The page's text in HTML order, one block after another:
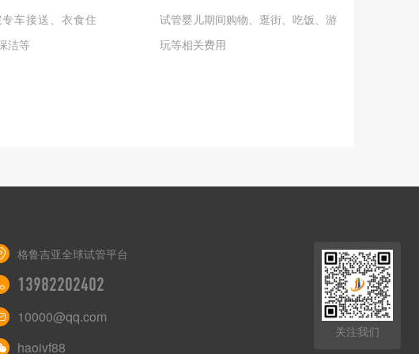
车接送、衣食住
洁等
试管婴儿期间购物、逛街、吃饭、游
玩等相关费用
格鲁吉亚全球试管平台
13982202402
10000@qq.com
haoivf88
关注我们